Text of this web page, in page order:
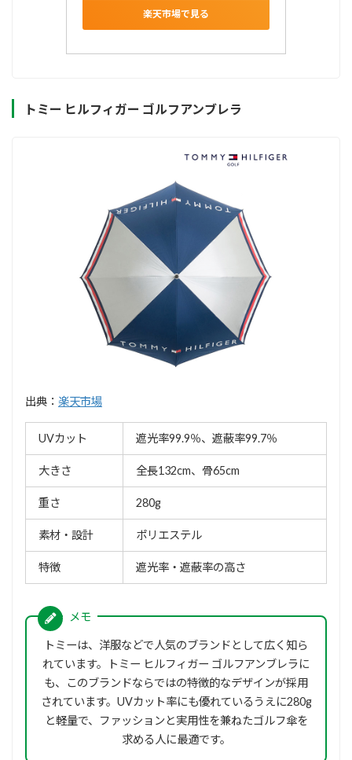
楽天市場で見る
トミー ヒルフィガー ゴルフアンブレラ
出典： 楽天市場
UVカット 遮光率99.9％、遮蔽率99.7％
大きさ 全長132cm、骨65cm
重さ 280g
素材・設計 ポリエステル
特徴 遮光率・遮蔽率の高さ
トミーは、洋服などで人気のブランドとして広く知ら
れています。トミー ヒルフィガー ゴルフアンブレラに
も、このブランドならではの特徴的なデザインが採用
されています。UVカット率にも優れているうえに280g
と軽量で、ファッションと実用性を兼ねたゴルフ傘を
求める人に最適です。